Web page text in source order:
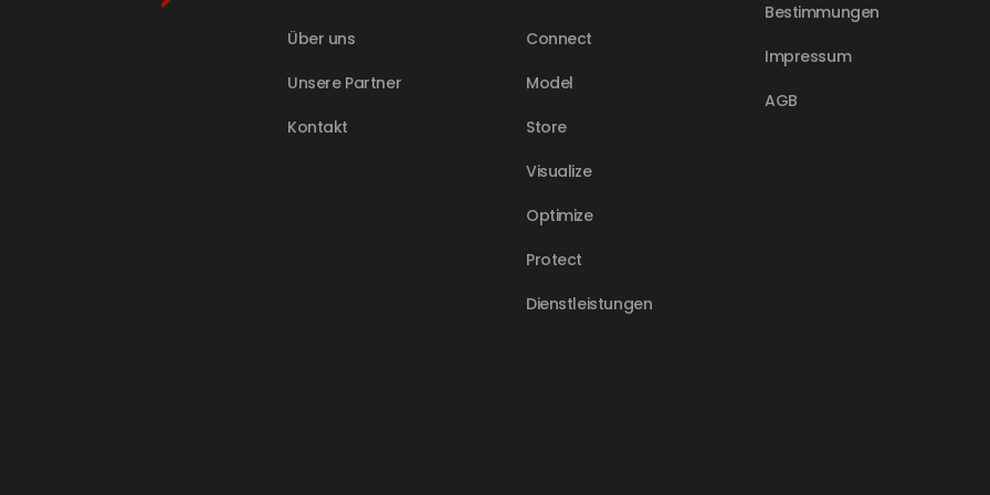
Über uns
Unsere Partner
Kontakt
Connect
Model
Store
Visualize
Optimize
Protect
Dienstleistungen
Bestimmungen
Impressum
AGB